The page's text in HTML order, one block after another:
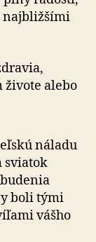
naj­bliž­ší­mi
živote alebo
náladu
sviatok
boli tými
vášho